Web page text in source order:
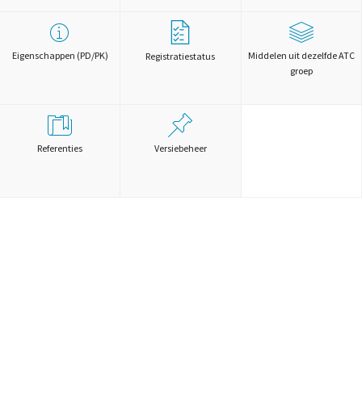
Eigenschappen (PD/PK) Registratiestatus
Middelen uit dezelfde ATC
groep
Referenties Versiebeheer